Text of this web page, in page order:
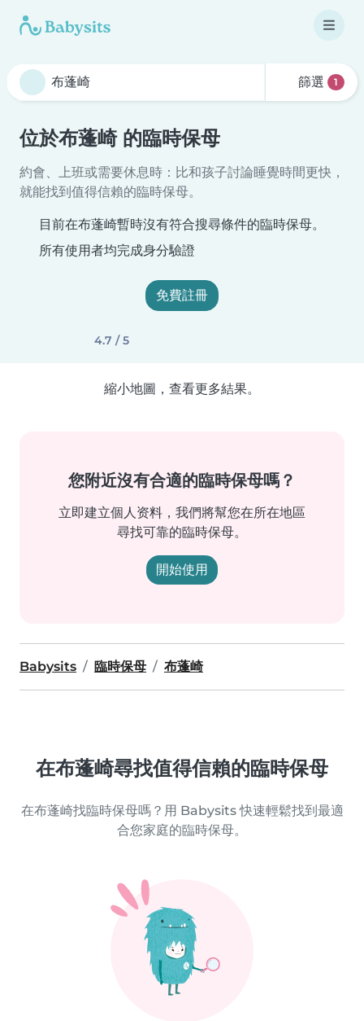
篩選 1
位於布蓬崎 的臨時保母
約會、上班或需要休息時：比和孩子討論睡覺時間更快，
就能找到值得信賴的臨時保母。
目前在布蓬崎暫時沒有符合搜尋條件的臨時保母。
所有使用者均完成身分驗證
免費註冊
4.7 / 5
縮小地圖，查看更多結果。
您附近沒有合適的臨時保母嗎？
立即建立個人资料，我們將幫您在所在地區
尋找可靠的臨時保母。
開始使用
Babysits 臨時保母 布蓬崎
在布蓬崎尋找值得信賴的臨時保母
在布蓬崎找臨時保母嗎？用 Babysits 快速輕鬆找到最適
合您家庭的臨時保母。